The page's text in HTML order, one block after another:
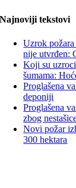
Najnoviji tekstovi
Uzrok
nije utvrđen:
Koji su
šumama:
Proglašena
deponiji
Proglašena
zbog
Novi požar
300 hektara